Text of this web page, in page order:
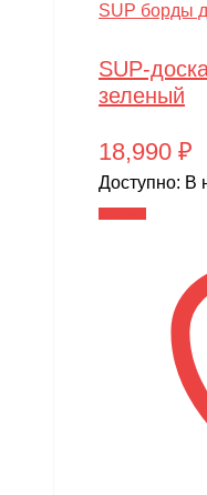
SUP борды
SUP-
зеленый
18,990 ₽
Доступно: В